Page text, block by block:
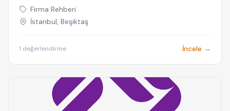
Firma Rehberi
İstanbul, Beşiktaş
1 değerlendirme İncele →